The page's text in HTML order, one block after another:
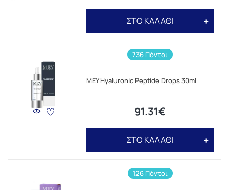
ΣΤΟ ΚΑΛΑΘΙ
736 Πόντοι
MEY Hyaluronic Peptide Drops 30ml
91.31€
ΣΤΟ ΚΑΛΑΘΙ
126 Πόντοι